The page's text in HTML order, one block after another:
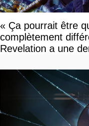
« Ça pourrait être
complètement
Revelation a une